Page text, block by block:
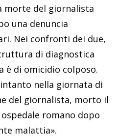
morte del giornalista
una denuncia
Nei confronti dei due,
di diagnostica
è di omicidio colposo.
nella giornata di
del giornalista, morto il
romano dopo
malattia».